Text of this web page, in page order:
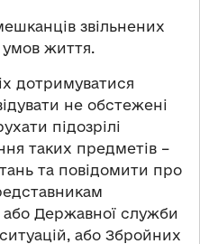
звільнених
життя.
дотримуватися
не обстежені
підозрілі
таких предметів –
та повідомити про
або Державної служби
або Збройних